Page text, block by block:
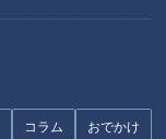
コラム おでかけ